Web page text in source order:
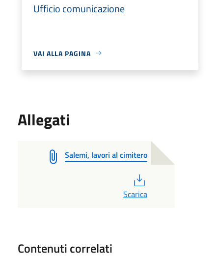
Ufficio comunicazione
VAI ALLA PAGINA
Allegati
Salemi, lavori al cimitero
Scarica
Contenuti correlati